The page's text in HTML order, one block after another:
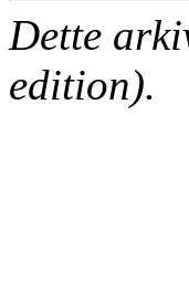
Dette
edition).